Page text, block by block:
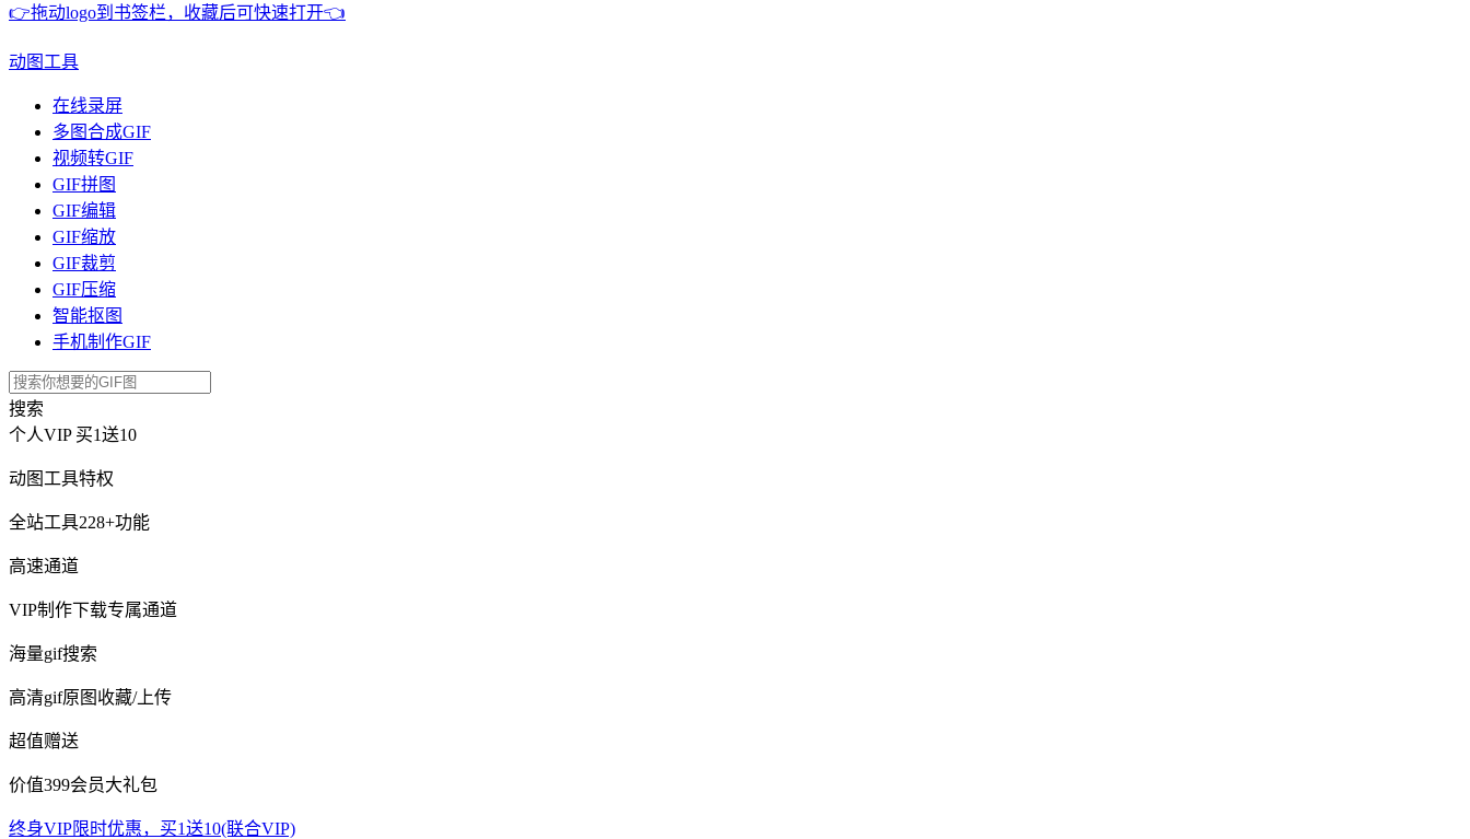
👉拖动logo到书签栏，收藏后可快速打开👈
动图工具
在线录屏
多图合成GIF
视频转GIF
GIF拼图
GIF编辑
GIF缩放
GIF裁剪
GIF压缩
智能抠图
手机制作GIF
搜索
个人VIP 买1送10
动图工具特权
全站工具228+功能
高速通道
VIP制作下载专属通道
海量gif搜索
高清gif原图收藏/上传
超值赠送
价值399会员大礼包
终身VIP限时优惠，买1送10(联合VIP)